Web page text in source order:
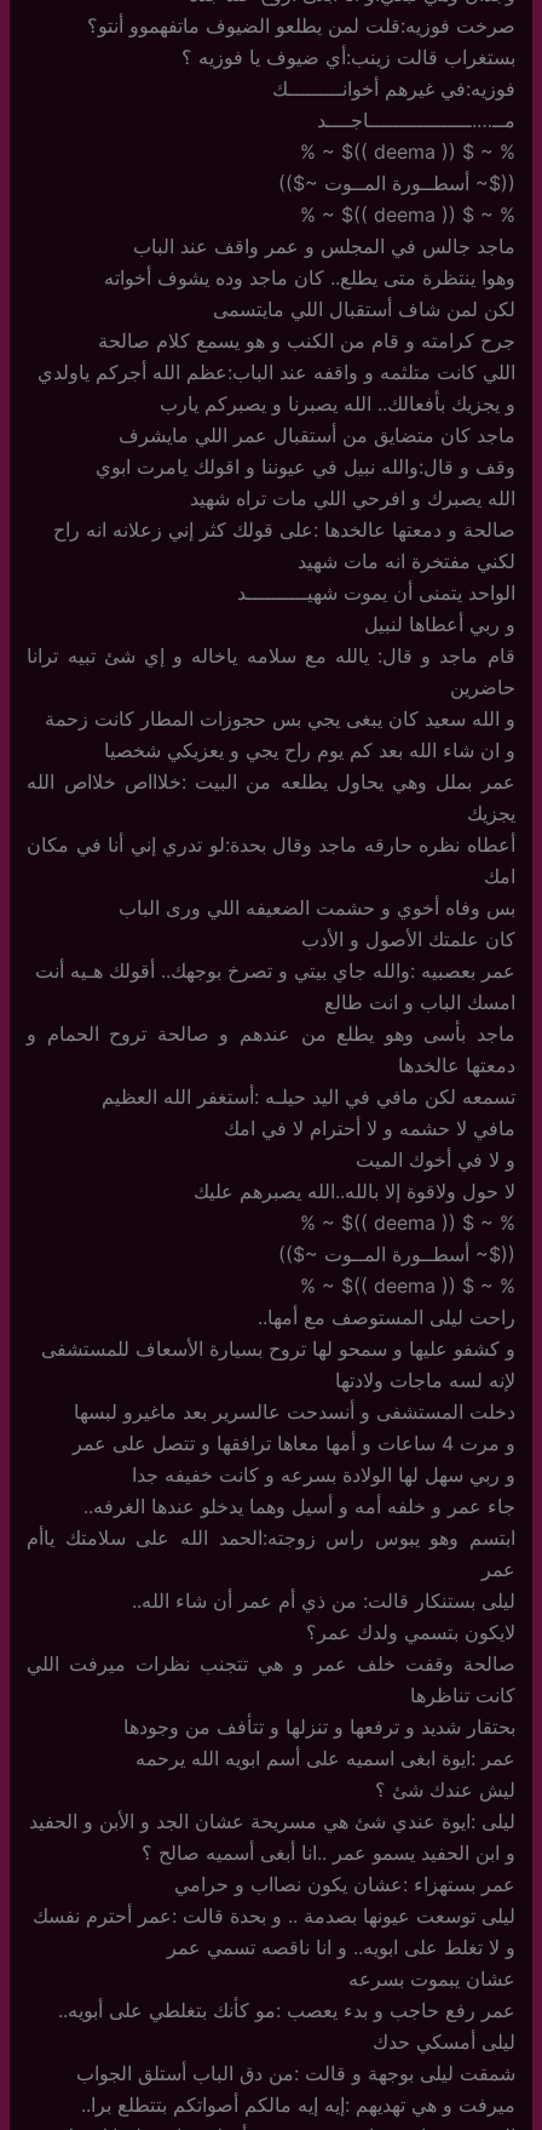
صرخت فوزيه:قلت لمن يطلعو الضيوف ماتفهموو أنتو؟
بستغراب قالت زينب:أي ضيوف يا فوزيه ؟
فوزيه:في غيرهم أخوانـــــــــك
مــ….ـــــــــــــــــاجــــد
% ~ $ (( deema ))$ ~ %
(($~ أسطــورة المــوت ~$))
% ~ $ (( deema ))$ ~ %
ماجد جالس في المجلس و عمر واقف عند الباب
وهوا ينتظرة متى يطلع.. كان ماجد وده يشوف أخواته
لكن لمن شاف أستقبال اللي مايتسمى
جرح كرامته و قام من الكنب و هو يسمع كلام صالحة
اللي كانت متلثمه و واقفه عند الباب:عظم الله أجركم ياولدي
و يجزيك بأفعالك.. الله يصبرنا و يصبركم يارب
ماجد كان متضايق من أستقبال عمر اللي مايشرف
وقف و قال:والله نبيل في عيوننا و اقولك يامرت ابوي
الله يصبرك و افرحي اللي مات تراه شهيد
صالحة و دمعتها عالخدها :على قولك كثر إني زعلانه انه راح
لكني مفتخرة انه مات شهيد
الواحد يتمنى أن يموت شهيــــــــــد
و ربي أعطاها لنبيل
قام ماجد و قال: يالله مع سلامه ياخاله و إي شئ تبيه ترانا
حاضرين
و الله سعيد كان يبغى يجي بس حجوزات المطار كانت زحمة
و ان شاء الله بعد كم يوم راح يجي و يعزيكي شخصيا
عمر بملل وهي يحاول يطلعه من البيت :خلاااص خلااص الله
يجزيك
أعطاه نظره حارقه ماجد وقال بحدة:لو تدري إني أنا في مكان
امك
بس وفاه أخوي و حشمت الضعيفه اللي ورى الباب
كان علمتك الأصول و الأدب
عمر بعصبيه :والله جاي بيتي و تصرخ بوجهك.. أقولك هـيه أنت
امسك الباب و انت طالع
ماجد بأسى وهو يطلع من عندهم و صالحة تروح الحمام و
دمعتها عالخدها
تسمعه لكن مافي في اليد حيلـه :أستغفر الله العظيم
مافي لا حشمه و لا أحترام لا في امك
و لا في أخوك الميت
لا حول ولاقوة إلا بالله..الله يصبرهم عليك
% ~ $ (( deema ))$ ~ %
(($~ أسطــورة المــوت ~$))
% ~ $ (( deema ))$ ~ %
راحت ليلى المستوصف مع أمها..
و كشفو عليها و سمحو لها تروح بسيارة الأسعاف للمستشفى
لإنه لسه ماجات ولادتها
دخلت المستشفى و أنسدحت عالسرير بعد ماغيرو لبسها
و مرت 4 ساعات و أمها معاها ترافقها و تتصل على عمر
و ربي سهل لها الولادة بسرعه و كانت خفيفه جدا
جاء عمر و خلفه أمه و أسيل وهما يدخلو عندها الغرفه..
ابتسم وهو يبوس راس زوجته:الحمد الله على سلامتك ياأم
عمر
ليلى بستنكار قالت: من ذي أم عمر أن شاء الله..
لايكون بتسمي ولدك عمر؟
صالحة وقفت خلف عمر و هي تتجنب نظرات ميرفت اللي
كانت تناظرها
بحتقار شديد و ترفعها و تنزلها و تتأفف من وجودها
عمر :ايوة ابغى اسميه على أسم ابويه الله يرحمه
ليش عندك شئ ؟
ليلى :ايوة عندي شئ هي مسريحة عشان الجد و الأبن و الحفيد
و ابن الحفيد يسمو عمر ..انا أبغى أسميه صالح ؟
عمر بستهزاء :عشان يكون نصااب و حرامي
ليلى توسعت عيونها بصدمة .. و بحدة قالت :عمر أحترم نفسك
و لا تغلط على ابويه.. و انا ناقصه تسمي عمر
عشان يبموت بسرعه
عمر رفع حاجب و بدء يعصب :مو كأنك بتغلطي على أبويه..
ليلى أمسكي حدك
شمقت ليلى بوجهة و قالت :من دق الباب أستلق الجواب
ميرفت و هي تهديهم :إيه إيه مالكم أصواتكم بتتطلع برا..